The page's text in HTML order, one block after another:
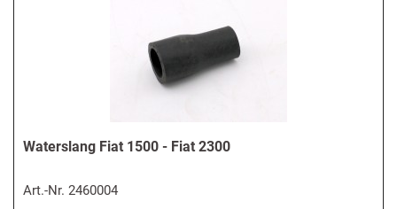
Waterslang Fiat 1500 - Fiat 2300
Art.-Nr.2460004